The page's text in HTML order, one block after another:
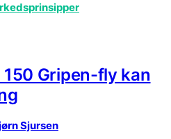
Gripen-fly kan
Sjursen